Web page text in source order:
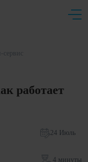
работает
24 Июль
4 минуты